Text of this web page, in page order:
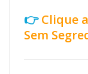
👉 Clique
Sem